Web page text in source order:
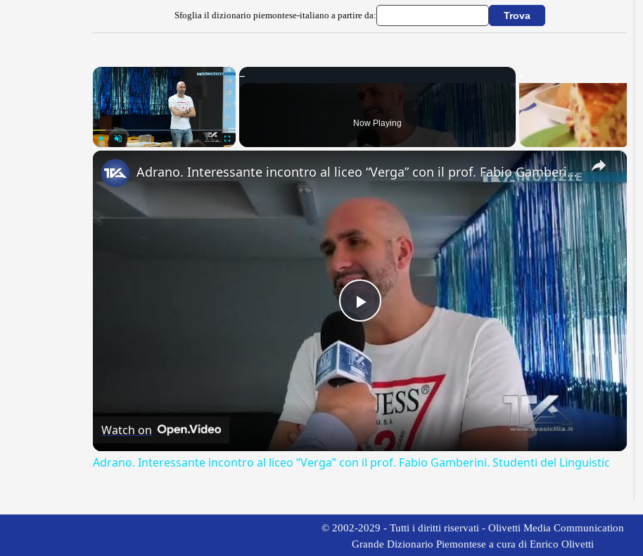
Sfoglia il dizionario piemontese-italiano a partire da:
×
Now Playing
×
Play
Video
Adrano. Interessante incontro al liceo “Verga” con il prof. Fabio Gamberini. Studenti del Linguistic
Watch on
Adrano. Interessante incontro al liceo “Verga” con il prof. Fabio Gamberini. Studenti del Linguistic
© 2002-2029 - Tutti i diritti riservati - Olivetti Media Communication
Grande Dizionario Piemontese a cura di Enrico Olivetti